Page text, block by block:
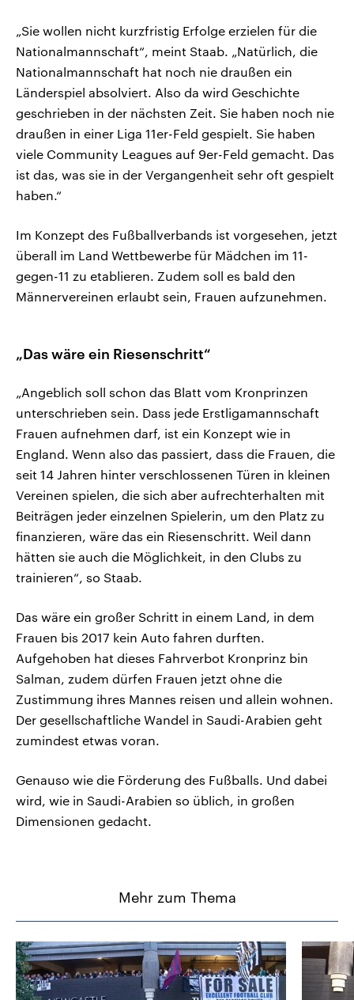
„Sie wollen nicht kurzfristig Erfolge erzielen für die
Nationalmannschaft“, meint Staab. „Natürlich, die
Nationalmannschaft hat noch nie draußen ein
Länderspiel absolviert. Also da wird Geschichte
geschrieben in der nächsten Zeit. Sie haben noch nie
draußen in einer Liga 11er-Feld gespielt. Sie haben
viele Community Leagues auf 9er-Feld gemacht. Das
ist das, was sie in der Vergangenheit sehr oft gespielt
haben.“
Im Konzept des Fußballverbands ist vorgesehen, jetzt
überall im Land Wettbewerbe für Mädchen im 11-
gegen-11 zu etablieren. Zudem soll es bald den
Männervereinen erlaubt sein, Frauen aufzunehmen.
„Das wäre ein Riesenschritt“
„Angeblich soll schon das Blatt vom Kronprinzen
unterschrieben sein. Dass jede Erstligamannschaft
Frauen aufnehmen darf, ist ein Konzept wie in
England. Wenn also das passiert, dass die Frauen, die
seit 14 Jahren hinter verschlossenen Türen in kleinen
Vereinen spielen, die sich aber aufrechterhalten mit
Beiträgen jeder einzelnen Spielerin, um den Platz zu
finanzieren, wäre das ein Riesenschritt. Weil dann
hätten sie auch die Möglichkeit, in den Clubs zu
trainieren“, so Staab.
Das wäre ein großer Schritt in einem Land, in dem
Frauen bis 2017 kein Auto fahren durften.
Aufgehoben hat dieses Fahrverbot Kronprinz bin
Salman, zudem dürfen Frauen jetzt ohne die
Zustimmung ihres Mannes reisen und allein wohnen.
Der gesellschaftliche Wandel in Saudi-Arabien geht
zumindest etwas voran.
Genauso wie die Förderung des Fußballs. Und dabei
wird, wie in Saudi-Arabien so üblich, in großen
Dimensionen gedacht.
Mehr zum Thema